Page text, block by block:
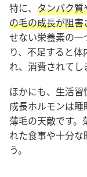
特に、 タンパク質
の毛の成長が阻害
せない栄養素の
り、不足すると
れ、消費されてし
ほかにも、生活
成長ホルモンは
薄毛の天敵です
れた食事や十分
う。